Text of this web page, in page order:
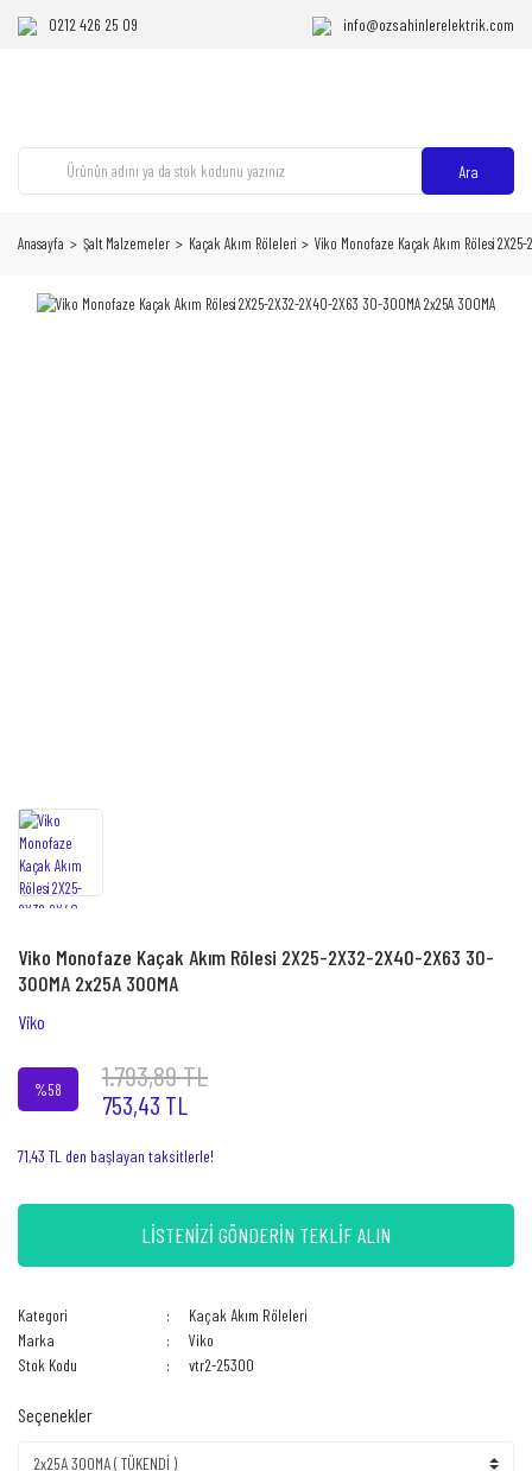
0212 426 25 09 info@ozsahinlerelektrik.com
Ara
Anasayfa Şalt Malzemeler Kaçak Akım Röleleri Viko Monofaze Kaçak Akım Rölesi
Viko Monofaze Kaçak Akım Rölesi 2X25-2X32-2X40-2X63 30-
300MA 2x25A 300MA
Viko
%58 1.793,89 TL
753,43 TL
71,43 TL den başlayan taksitlerle!
LİSTENİZİ GÖNDERİN TEKLİF ALIN
Kategori
Kaçak Akım Röleleri
Marka
Viko
Stok Kodu
vtr2-25300
Seçenekler